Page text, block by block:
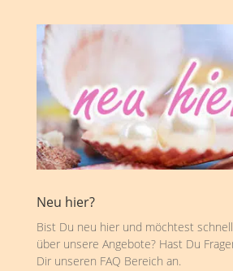
Neu hier?
Bist Du neu hier und möchtest
über unsere Angebote? Hast Du
Dir unseren FAQ Bereich an.